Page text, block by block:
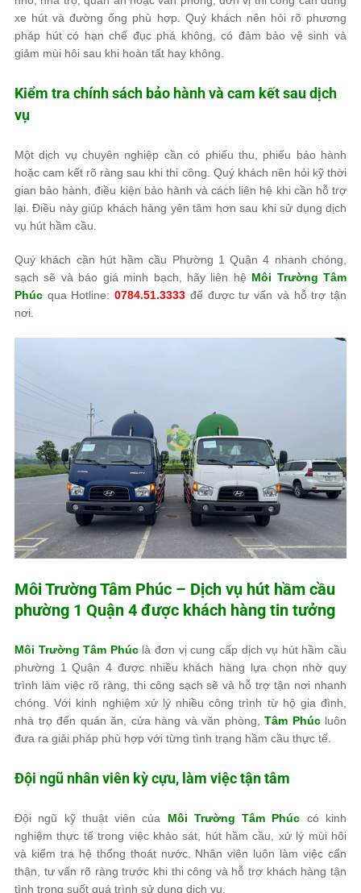
xe hút và đường ống phù hợp. Quý khách nên hỏi rõ phương
pháp hút có hạn chế đục phá không, có đảm bảo vệ sinh và
giảm mùi hôi sau khi hoàn tất hay không.
Kiểm tra chính sách bảo hành và cam kết sau dịch
vụ
Một dịch vụ chuyên nghiệp cần có phiếu thu, phiếu bảo hành
hoặc cam kết rõ ràng sau khi thi công. Quý khách nên hỏi kỹ thời
gian bảo hành, điều kiện bảo hành và cách liên hệ khi cần hỗ trợ
lại. Điều này giúp khách hàng yên tâm hơn sau khi sử dụng dịch
vụ hút hầm cầu.
Quý khách cần hút hầm cầu Phường 1 Quận 4 nhanh chóng,
sạch sẽ và báo giá minh bạch, hãy liên hệ Môi Trường Tâm
Phúc qua Hotline:0784.51.3333 để được tư vấn và hỗ trợ tận
nơi.
Môi Trường Tâm Phúc – Dịch vụ hút hầm cầu
phường 1 Quận 4 được khách hàng tin tưởng
Môi Trường Tâm Phúclà đơn vị cung cấp dịch vụ hút hầm cầu
phường 1 Quận 4 được nhiều khách hàng lựa chọn nhờ quy
trình làm việc rõ ràng, thi công sạch sẽ và hỗ trợ tận nơi nhanh
chóng. Với kinh nghiệm xử lý nhiều công trình từ hộ gia đình,
nhà trọ đến quán ăn, cửa hàng và văn phòng, Tâm Phúcluôn
đưa ra giải pháp phù hợp với từng tình trạng hầm cầu thực tế.
Đội ngũ nhân viên kỳ cựu, làm việc tận tâm
Đội ngũ kỹ thuật viên của Môi Trường Tâm Phúc có kinh
nghiệm thực tế trong việc khảo sát, hút hầm cầu, xử lý mùi hôi
và kiểm tra hệ thống thoát nước. Nhân viên luôn làm việc cẩn
thận, tư vấn rõ ràng trước khi thi công và hỗ trợ khách hàng tận
tình trong suốt quá trình sử dụng dịch vụ.